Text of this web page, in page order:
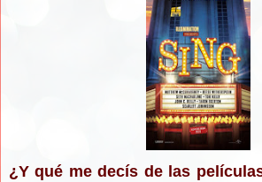
¿Y qué me decís de las